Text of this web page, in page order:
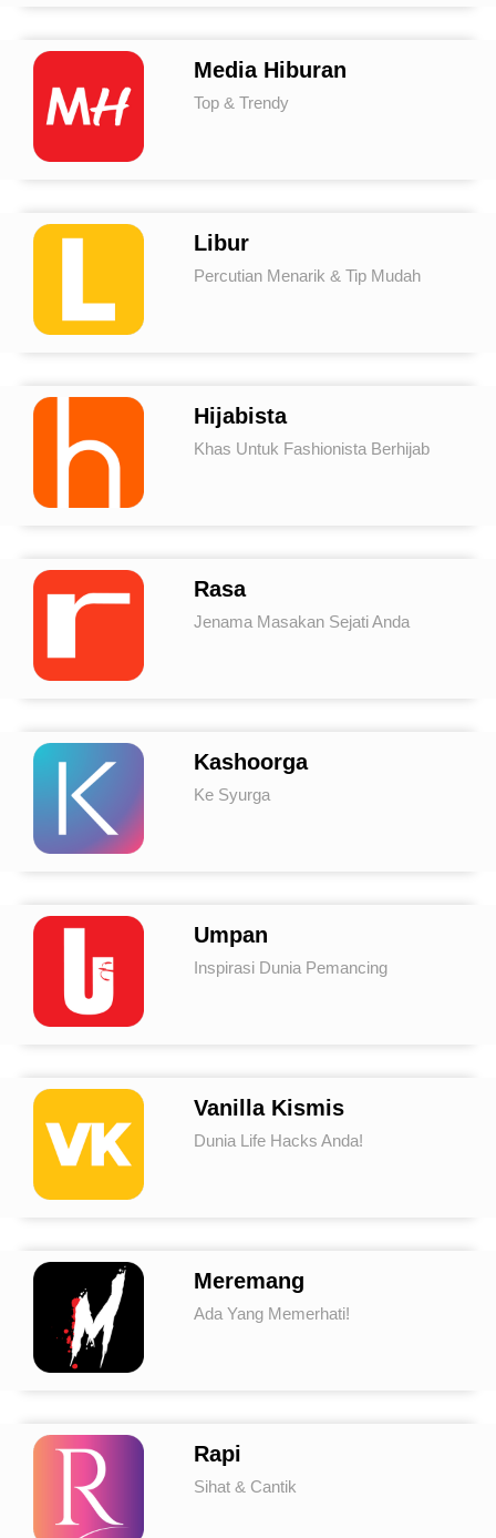
Media Hiburan
Top & Trendy
Libur
Percutian Menarik & Tip Mudah
Hijabista
Khas Untuk Fashionista Berhijab
Rasa
Jenama Masakan Sejati Anda
Kashoorga
Ke Syurga
Umpan
Inspirasi Dunia Pemancing
Vanilla Kismis
Dunia Life Hacks Anda!
Meremang
Ada Yang Memerhati!
Rapi
Sihat & Cantik